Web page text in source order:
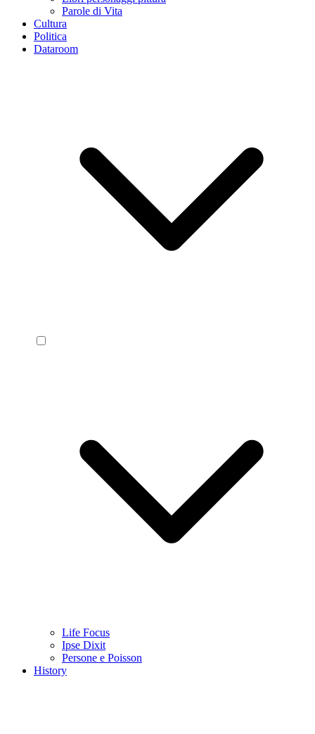
Parole di Vita
Cultura
Politica
Dataroom
Life Focus
Ipse Dixit
Persone e Poisson
History